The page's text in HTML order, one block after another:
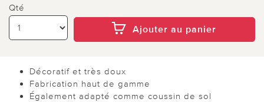
Qté
Ajouter au panier
Décoratif et très doux
Fabrication haut de gamme
Également adapté comme coussin de sol